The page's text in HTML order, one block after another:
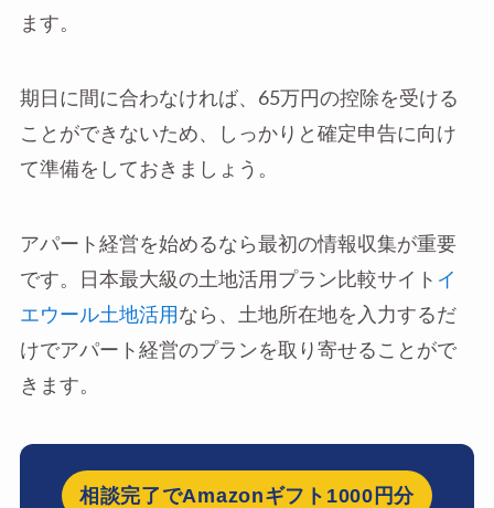
ます。
期日に間に合わなければ、65万円の控除を受ける
ことができないため、しっかりと確定申告に向け
て準備をしておきましょう。
アパート経営を始めるなら最初の情報収集が重要
です。日本最大級の土地活用プラン比較サイト イ
エウール土地活用 なら、土地所在地を入力するだ
けでアパート経営のプランを取り寄せることがで
きます。
相談完了でAmazonギフト1000円分